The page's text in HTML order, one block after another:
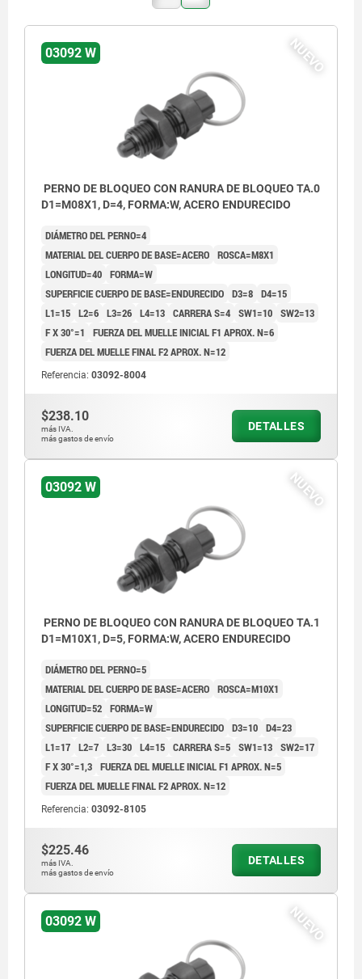
NUEVO
03092 W
PERNO DE BLOQUEO CON RANURA DE BLOQUEO TA.0
D1=M08X1, D=4, FORMA:W, ACERO ENDURECIDO
DIÁMETRO DEL PERNO=4
MATERIAL DEL CUERPO DE BASE=ACERO ROSCA=M8X1
LONGITUD=40 FORMA=W
SUPERFICIE CUERPO DE BASE=ENDURECIDO D3=8 D4=15
L1=15 L2=6 L3=26 L4=13 CARRERA S=4 SW1=10 SW2=13
F X 30°=1
FUERZA DEL MUELLE INICIAL F1 APROX. N=6
FUERZA DEL MUELLE FINAL F2 APROX. N=12
Referencia: 03092-8004
$238.10
más IVA.
más gastos de envío
DETALLES
NUEVO
03092 W
PERNO DE BLOQUEO CON RANURA DE BLOQUEO TA.1
D1=M10X1, D=5, FORMA:W, ACERO ENDURECIDO
DIÁMETRO DEL PERNO=5
MATERIAL DEL CUERPO DE BASE=ACERO ROSCA=M10X1
LONGITUD=52 FORMA=W
SUPERFICIE CUERPO DE BASE=ENDURECIDO D3=10 D4=23
L1=17 L2=7 L3=30 L4=15 CARRERA S=5 SW1=13 SW2=17
F X 30°=1,3 FUERZA DEL MUELLE INICIAL F1 APROX. N=5
FUERZA DEL MUELLE FINAL F2 APROX. N=12
Referencia: 03092-8105
$225.46
más IVA.
más gastos de envío
DETALLES
NUEVO
03092 W